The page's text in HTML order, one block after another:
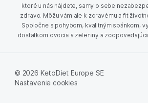
ktoré u nás nájdete, samy o sebe
zdravo. Môžu vám ale k zdravému a fit
Spoločne s pohybom, kvalitným spánkom,
dostatkom ovocia a zeleniny a
© 2026 KetoDiet Europe SE
Nastavenie cookies